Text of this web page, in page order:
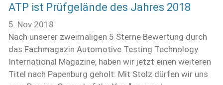
ATP ist Prüfgelände des Jahres 2018
5. Nov 2018
Nach unserer zweimaligen 5 Sterne Bewertung durch
das Fachmagazin Automotive Testing Technology
International Magazine, haben wir jetzt einen weiteren
Titel nach Papenburg geholt: Mit Stolz dürfen wir uns